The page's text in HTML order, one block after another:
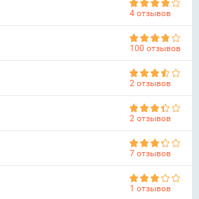
4 отзывов
100 отзывов
2 отзывов
2 отзывов
7 отзывов
1 отзывов